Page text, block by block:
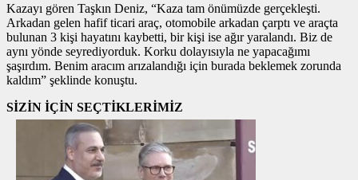
Kazayı gören Taşkın Deniz, “Kaza tam önümüzde gerçekleşti.
Arkadan gelen hafif ticari araç, otomobile arkadan çarptı ve araçta
bulunan 3 kişi hayatını kaybetti, bir kişi ise ağır yaralandı. Biz de
aynı yönde seyrediyorduk. Korku dolayısıyla ne yapacağımı
şaşırdım. Benim aracım arızalandığı için burada beklemek zorunda
kaldım” şeklinde konuştu.
SİZİN İÇİN SEÇTİKLERİMİZ